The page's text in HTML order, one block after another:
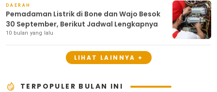
DAERAH
Pemadaman Listrik di Bone dan Wajo Besok
30 September, Berikut Jadwal Lengkapnya
10 bulan yang lalu
LIHAT LAINNYA +
TERPOPULER BULAN INI